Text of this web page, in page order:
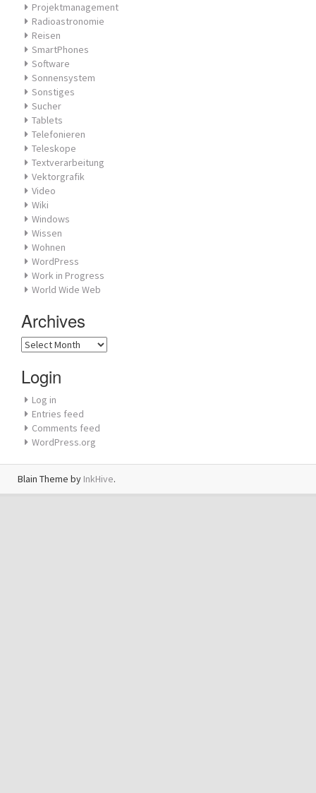
Projektmanagement
Radioastronomie
Reisen
SmartPhones
Software
Sonnensystem
Sonstiges
Sucher
Tablets
Telefonieren
Teleskope
Textverarbeitung
Vektorgrafik
Video
Wiki
Windows
Wissen
Wohnen
WordPress
Work in Progress
World Wide Web
Archives
Archives
Login
Log in
Entries feed
Comments feed
WordPress.org
Blain Theme by InkHive.